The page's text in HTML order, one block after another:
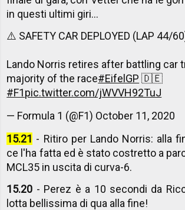
in questi ultimi giri...
⚠️ SAFETY CAR DEPLOYED (LAP 44/
Lando Norris retires after battling car
majority of the race#EifelGP 🇩🇪
#F1pic.twitter.com/jWVVH92TuJ
— Formula 1 (@F1) October 11, 2020
15.21 - Ritiro per Lando Norris: alla
ce l'ha fatta ed è stato costretto a
MCL35 in uscita di curva-6.
15.20 - Perez è a 10 secondi da
lotta bellissima di qua alla fine!